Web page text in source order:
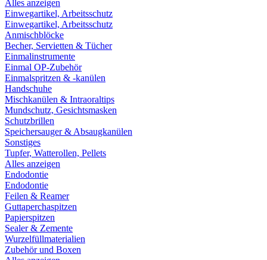
Alles anzeigen
Einwegartikel, Arbeitsschutz
Einwegartikel, Arbeitsschutz
Anmischblöcke
Becher, Servietten & Tücher
Einmalinstrumente
Einmal OP-Zubehör
Einmalspritzen & -kanülen
Handschuhe
Mischkanülen & Intraoraltips
Mundschutz, Gesichtsmasken
Schutzbrillen
Speichersauger & Absaugkanülen
Sonstiges
Tupfer, Watterollen, Pellets
Alles anzeigen
Endodontie
Endodontie
Feilen & Reamer
Guttaperchaspitzen
Papierspitzen
Sealer & Zemente
Wurzelfüllmaterialien
Zubehör und Boxen